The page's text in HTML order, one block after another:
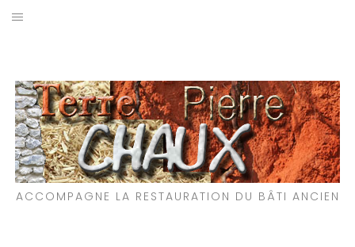
Aller
ACCOMPAGNE LA RESTAURATION DU BÂTI ANCIEN
PARTICIPATIFS
CHANTIERS RÉALISÉS
QUE PROPOSONS-NOUS ?